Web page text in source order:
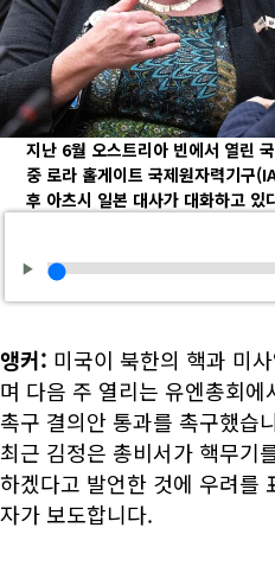
지난 6월 오스트리아 빈에서 열린
중 로라 홀게이트 국제원자력기구
후 아츠시 일본 대사가 대화하고 있
앵커: 미국이 북한의 핵과 미
며 다음 주 열리는 유엔총회에
촉구 결의안 통과를 촉구했습
최근 김정은 총비서가 핵무기
하겠다고 발언한 것에 우려를
자가 보도합니다.